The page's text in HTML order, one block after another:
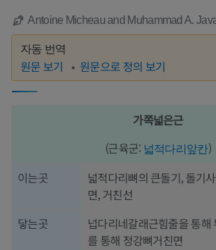
Antoine Micheau and Muhammad A.
자동 번역
원문 보기 원문으로 정의 보기
가쪽넓은근
(근육군: 넓적다리앞칸)
이는곳
넓적다리뼈의 큰돌기, 돌기
면, 거친선
닿는곳
넙다리네갈래근힘줄을 통해
를 통해 정강뼈거친면